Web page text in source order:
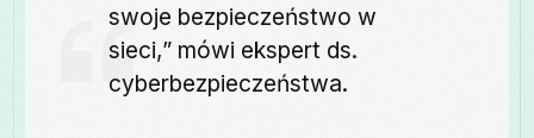
swoje bezpieczeństwo w
sieci,” mówi ekspert ds.
cyberbezpieczeństwa.